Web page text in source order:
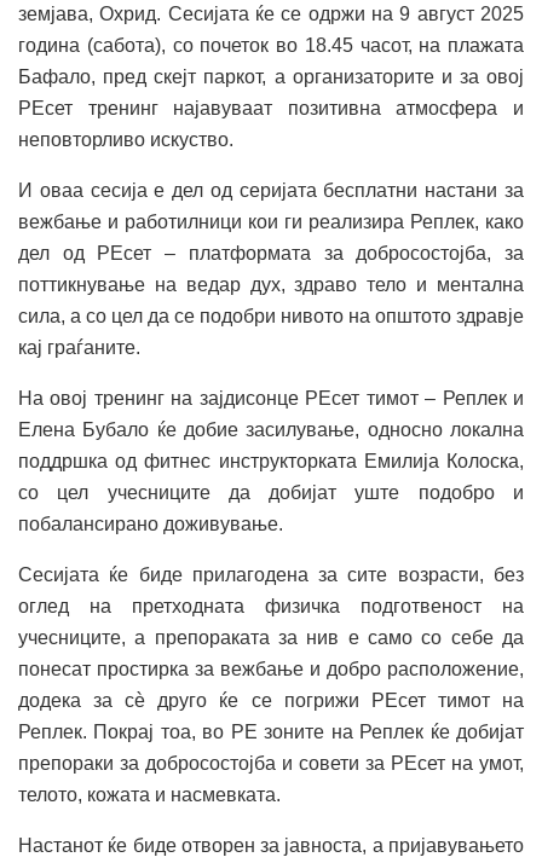
земјава, Охрид. Сесијата ќе се одржи на 9 август 2025
година (сабота), со почеток во 18.45 часот, на плажата
Бафало, пред скејт паркот, а организаторите и за овој
РЕсет тренинг најавуваат позитивна атмосфера и
неповторливо искуство.
И оваа сесија е дел од серијата бесплатни настани за
вежбање и работилници кои ги реализира Реплек, како
дел од РЕсет – платформата за добросостојба, за
поттикнување на ведар дух, здраво тело и ментална
сила, а со цел да се подобри нивото на општото здравје
кај граѓаните.
На овој тренинг на зајдисонце РЕсет тимот – Реплек и
Елена Бубало ќе добие засилување, односно локална
поддршка од фитнес инструкторката Емилија Колоска,
со цел учесниците да добијат уште подобро и
побалансирано доживување.
Сесијата ќе биде прилагодена за сите возрасти, без
оглед на претходната физичка подготвеност на
учесниците, а препораката за нив е само со себе да
понесат простирка за вежбање и добро расположение,
додека за сѐ друго ќе се погрижи РЕсет тимот на
Реплек. Покрај тоа, во РЕ зоните на Реплек ќе добијат
препораки за добросостојба и совети за РЕсет на умот,
телото, кожата и насмевката.
Настанот ќе биде отворен за јавноста, а пријавувањето